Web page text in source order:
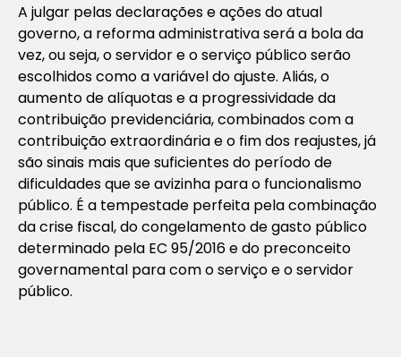
A julgar pelas declarações e ações do atual
governo, a reforma administrativa será a bola da
vez, ou seja, o servidor e o serviço público serão
escolhidos como a variável do ajuste. Aliás, o
aumento de alíquotas e a progressividade da
contribuição previdenciária, combinados com a
contribuição extraordinária e o fim dos reajustes, já
são sinais mais que suficientes do período de
dificuldades que se avizinha para o funcionalismo
público. É a tempestade perfeita pela combinação
da crise fiscal, do congelamento de gasto público
determinado pela EC 95/2016 e do preconceito
governamental para com o serviço e o servidor
público.